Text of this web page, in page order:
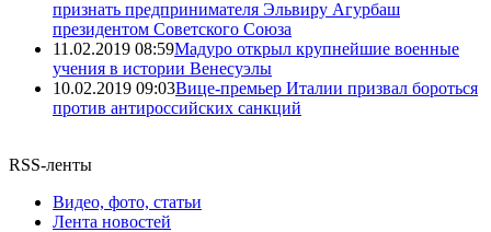
признать предпринимателя Эльвиру Агурбаш
президентом Советского Союза
11.02.2019 08:59Мадуро открыл крупнейшие военные
учения в истории Венесуэлы
10.02.2019 09:03Вице-премьер Италии призвал бороться
против антироссийских санкций
RSS-ленты
Видео, фото, статьи
Лента новостей